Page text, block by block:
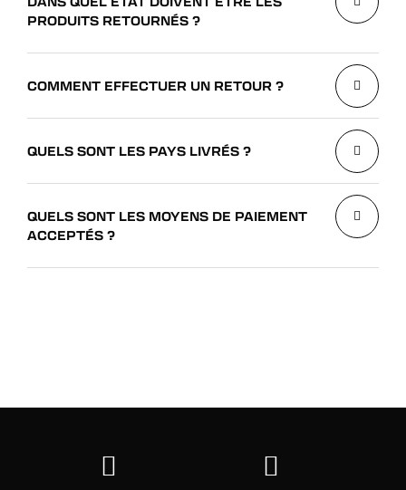
PRODUITS RETOURNÉS ?
COMMENT EFFECTUER UN RETOUR ?
QUELS SONT LES PAYS LIVRÉS ?
QUELS SONT LES MOYENS DE PAIEMENT
ACCEPTÉS ?